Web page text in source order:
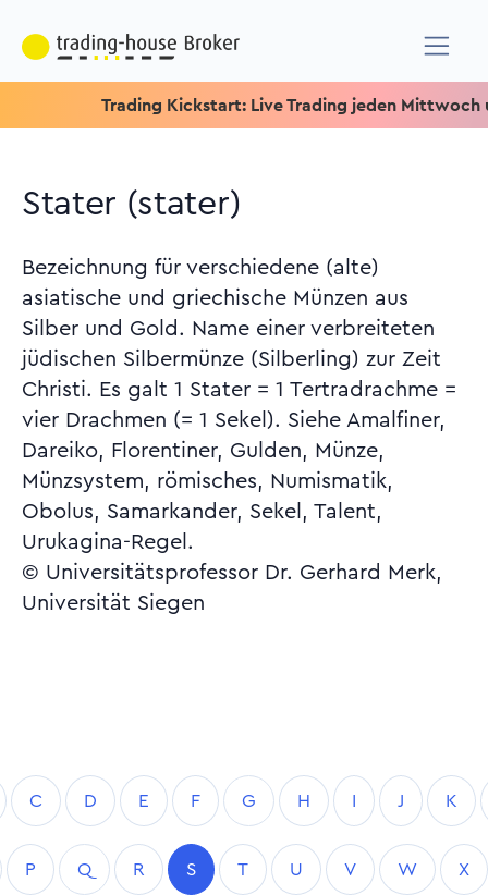
Trading Kickstart: Live Trading jeden Mittwoch um
Stater (stater)
Bezeichnung für verschiedene (alte)
asiatische und griechische Münzen aus
Silber und Gold. Name einer verbreiteten
jüdischen Silbermünze (Silberling) zur Zeit
Christi. Es galt 1 Stater = 1 Tertradrachme =
vier Drachmen (= 1 Sekel). Siehe Amalfiner,
Dareiko, Florentiner, Gulden, Münze,
Münzsystem, römisches, Numismatik,
Obolus, Samarkander, Sekel, Talent,
Urukagina-Regel.
© Universitätsprofessor Dr. Gerhard Merk,
Universität Siegen
C D E F G H I J K
P Q R S T U V W X